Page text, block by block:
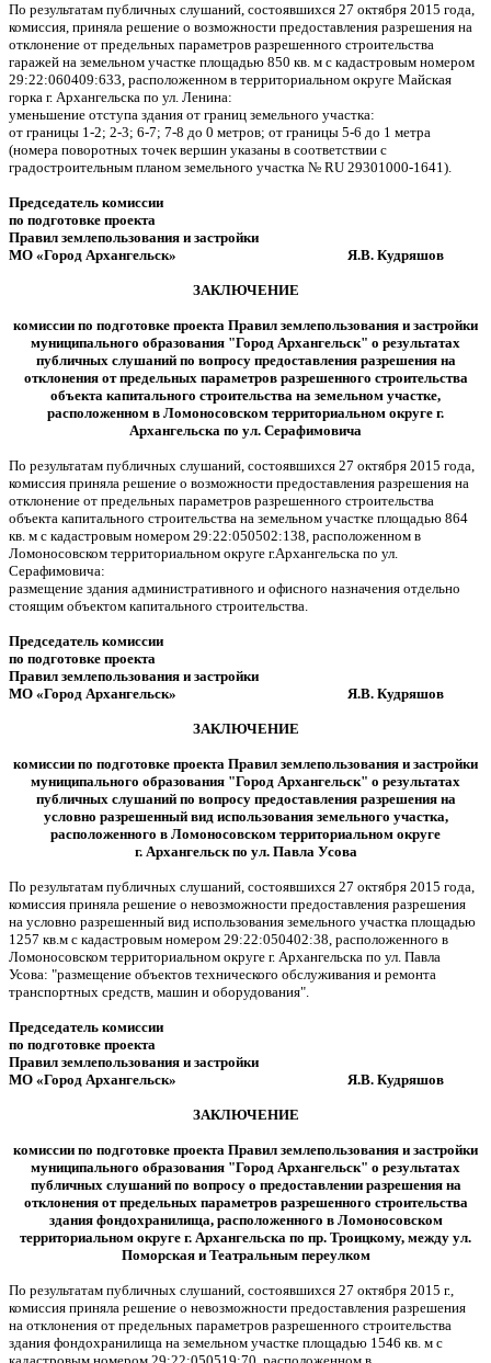
По результатам публичных слушаний, состоявшихся 27 октября 2015 года,
комиссия, приняла решение о возможности предоставления разрешения на
отклонение от предельных параметров разрешенного строительства
гаражей на земельном участке площадью 850 кв. м с кадастровым номером
29:22:060409:633, расположенном в территориальном округе Майская
горка г. Архангельска по ул. Ленина:
уменьшение отступа здания от границ земельного участка:
от границы 1-2; 2-3; 6-7; 7-8 до 0 метров; от границы 5-6 до 1 метра
(номера поворотных точек вершин указаны в соответствии с
градостроительным планом земельного участка № RU 29301000-1641).
Председатель комиссии
по подготовке проекта
Правил землепользования и застройки
МО «Город Архангельск» Я.В. Кудряшов
ЗАКЛЮЧЕНИЕ
комиссии по подготовке проекта Правил землепользования и застройки
муниципального образования "Город Архангельск" о результатах
публичных слушаний по вопросу предоставления разрешения на
отклонения от предельных параметров разрешенного строительства
объекта капитального строительства на земельном участке,
расположенном в Ломоносовском территориальном округе г.
Архангельска по ул. Серафимовича
По результатам публичных слушаний, состоявшихся 27 октября 2015 года,
комиссия приняла решение о возможности предоставления разрешения на
отклонение от предельных параметров разрешенного строительства
объекта капитального строительства на земельном участке площадью 864
кв. м с кадастровым номером 29:22:050502:138, расположенном в
Ломоносовском территориальном округе г.Архангельска по ул.
Серафимовича:
размещение здания административного и офисного назначения отдельно
стоящим объектом капитального строительства.
Председатель комиссии
по подготовке проекта
Правил землепользования и застройки
МО «Город Архангельск» Я.В. Кудряшов
ЗАКЛЮЧЕНИЕ
комиссии по подготовке проекта Правил землепользования и застройки
муниципального образования "Город Архангельск" о результатах
публичных слушаний по вопросу предоставления разрешения на
условно разрешенный вид использования земельного участка,
расположенного в Ломоносовском территориальном округе
г. Архангельск по ул. Павла Усова
По результатам публичных слушаний, состоявшихся 27 октября 2015 года,
комиссия приняла решение о невозможности предоставления разрешения
на условно разрешенный вид использования земельного участка площадью
1257 кв.м с кадастровым номером 29:22:050402:38, расположенного в
Ломоносовском территориальном округе г. Архангельска по ул. Павла
Усова: "размещение объектов технического обслуживания и ремонта
транспортных средств, машин и оборудования".
Председатель комиссии
по подготовке проекта
Правил землепользования и застройки
МО «Город Архангельск» Я.В. Кудряшов
ЗАКЛЮЧЕНИЕ
комиссии по подготовке проекта Правил землепользования и застройки
муниципального образования "Город Архангельск" о результатах
публичных слушаний по вопросу о предоставлении разрешения на
отклонения от предельных параметров разрешенного строительства
здания фондохранилища, расположенного в Ломоносовском
территориальном округе г. Архангельска по пр. Троицкому, между ул.
Поморская и Театральным переулком
По результатам публичных слушаний, состоявшихся 27 октября 2015 г.,
комиссия приняла решение о невозможности предоставления разрешения
на отклонения от предельных параметров разрешенного строительства
здания фондохранилища на земельном участке площадью 1546 кв. м с